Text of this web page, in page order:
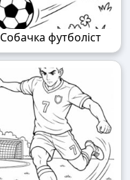
Собачка футболіст